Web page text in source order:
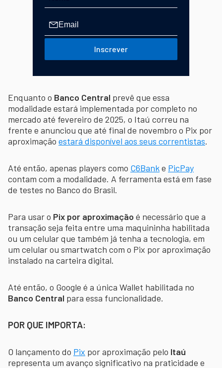
Inscrever
Enquanto o Banco Central prevê que essa
modalidade estará implementada por completo no
mercado até fevereiro de 2025, o Itaú correu na
frente e anunciou que até final de novembro o Pix por
aproximação estará disponível aos seus correntistas.
Até então, apenas players como C6Banke PicPay
contam com a modalidade. A ferramenta está em fase
de testes no Banco do Brasil.
Para usar o Pix por aproximação é necessário que a
transação seja feita entre uma maquininha habilitada
ou um celular que também já tenha a tecnologia, em
um celular ou smartwatch com o Pix por aproximação
instalado na carteira digital.
Até então, o Google é a única Wallet habilitada no
Banco Central para essa funcionalidade.
POR QUE IMPORTA:
O lançamento do Pix por aproximação pelo Itaú
representa um avanço significativo na praticidade e